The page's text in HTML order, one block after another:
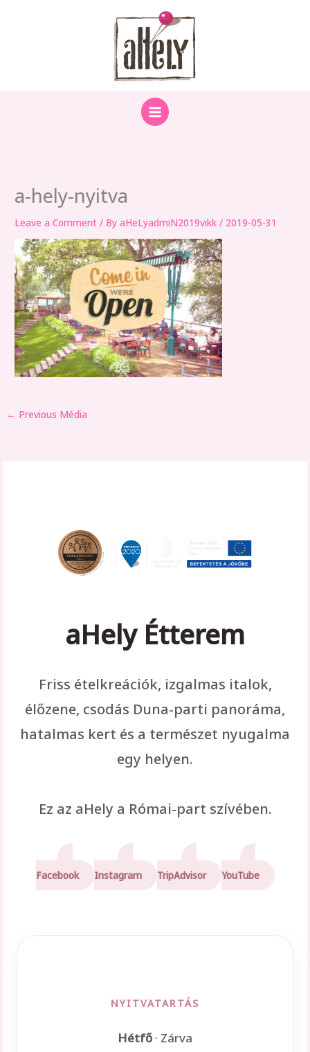
a-hely-nyitva
Leave a Comment / ByaHeLyadmiN2019vikk/ 2019-05-31
← Previous Média
aHely Étterem
Friss ételkreációk, izgalmas italok,
élőzene, csodás Duna-parti panoráma,
hatalmas kert és a természet nyugalma
egy helyen.
Ez az aHely a Római-part szívében.
Facebook Instagram TripAdvisor YouTube
NYITVATARTÁS
Hétfő· Zárva